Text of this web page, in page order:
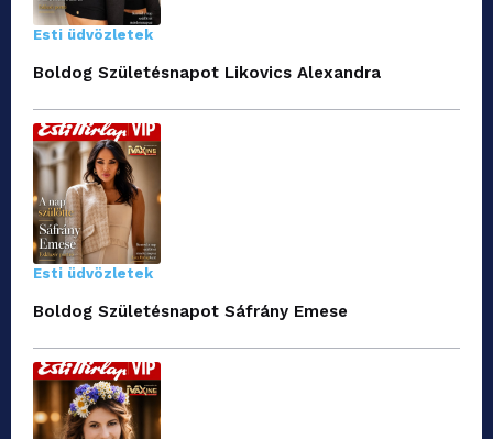
Esti üdvözletek
Boldog Születésnapot Likovics Alexandra
Esti üdvözletek
Boldog Születésnapot Sáfrány Emese